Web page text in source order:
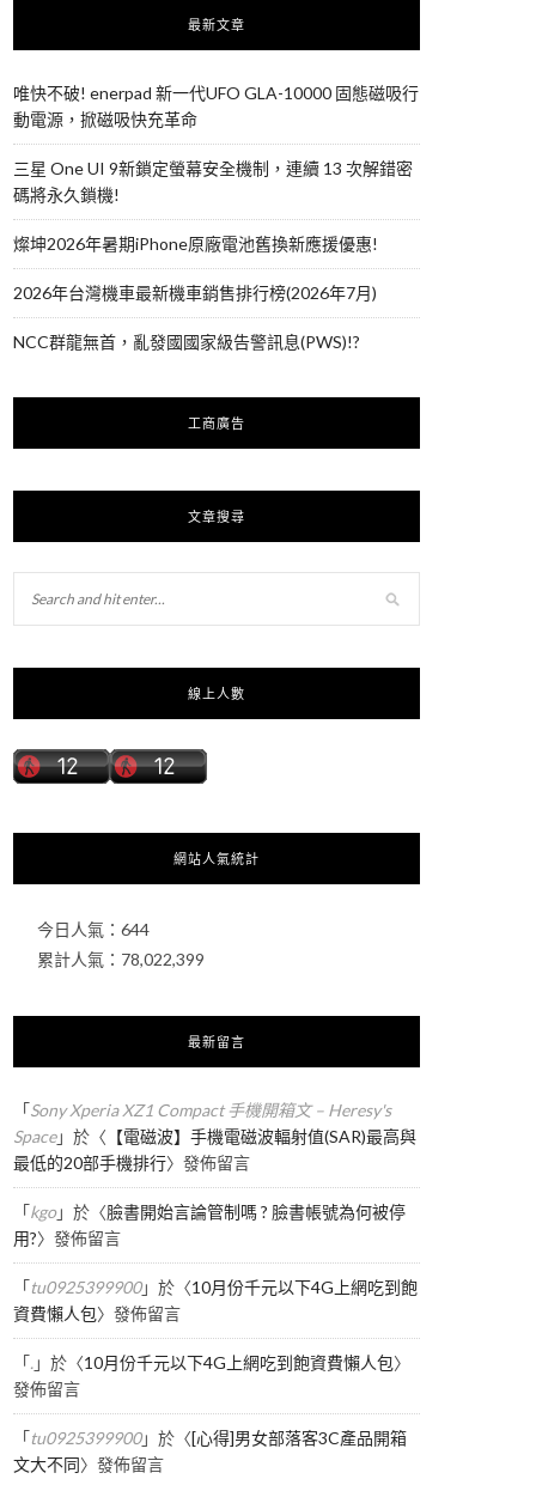
最新文章
唯快不破! enerpad 新一代UFO GLA-10000 固態磁吸行
動電源，掀磁吸快充革命
三星 One UI 9新鎖定螢幕安全機制，連續 13 次解錯密
碼將永久鎖機!
燦坤2026年暑期iPhone原廠電池舊換新應援優惠!
2026年台灣機車最新機車銷售排行榜(2026年7月)
NCC群龍無首，亂發國國家級告警訊息(PWS)!?
工商廣告
文章搜尋
線上人數
網站人氣統計
今日人氣： 644
累計人氣： 78,022,399
最新留言
「Sony Xperia XZ1 Compact 手機開箱文 – Heresy's
Space」於〈 【電磁波】手機電磁波輻射值(SAR)最高與
最低的20部手機排行〉發佈留言
「kgo」於〈臉書開始言論管制嗎 ? 臉書帳號為何被停
用?〉發佈留言
「tu0925399900」於〈10月份千元以下4G上網吃到飽
資費懶人包〉發佈留言
「.」於〈10月份千元以下4G上網吃到飽資費懶人包〉
發佈留言
「tu0925399900」於〈[心得]男女部落客3C產品開箱
文大不同〉發佈留言